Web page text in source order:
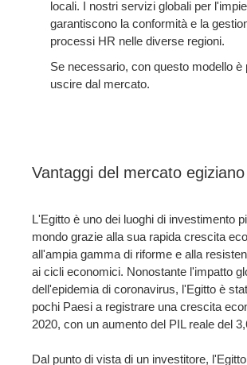
locali. I nostri servizi globali per
garantiscono la conformità e la
processi HR nelle diverse regioni.
Se necessario, con questo modello è
uscire dal mercato.
Vantaggi del mercato egiziano
L'Egitto è uno dei luoghi di investimento
mondo grazie alla sua rapida crescita
all'ampia gamma di riforme e alla
ai cicli economici. Nonostante l'impatto
dell'epidemia di coronavirus, l'Egitto è
pochi Paesi a registrare una crescita
2020, con un aumento del PIL reale del
Dal punto di vista di un investitore,